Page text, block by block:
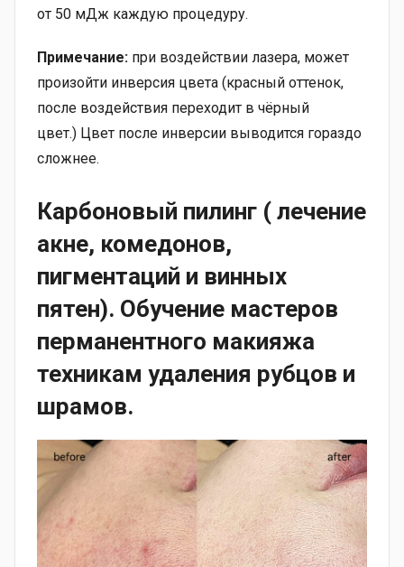
от 50 мДж каждую процедуру.
Примечание: при воздействии лазера, может
произойти инверсия цвета (красный оттенок,
после воздействия переходит в чёрный
цвет.) Цвет после инверсии выводится гораздо
сложнее.
Карбоновый пилинг ( лечение
акне, комедонов,
пигментаций и винных
пятен). Обучение мастеров
перманентного макияжа
техникам удаления рубцов и
шрамов.